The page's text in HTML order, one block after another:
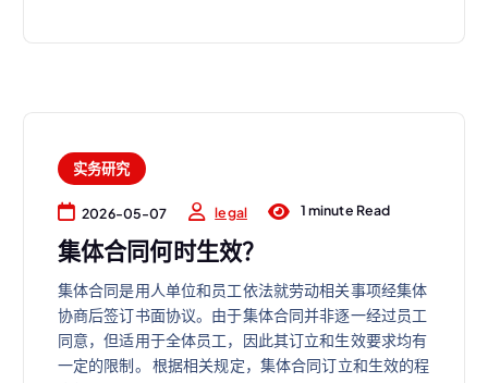
实务研究
2026-05-07 legal 1 minute Read
集体合同何时生效？
集体合同是用人单位和员工依法就劳动相关事项经集体
协商后签订书面协议。由于集体合同并非逐一经过员工
同意，但适用于全体员工，因此其订立和生效要求均有
一定的限制。 根据相关规定，集体合同订立和生效的程